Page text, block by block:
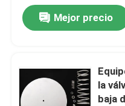
Mejor precio
la
baja